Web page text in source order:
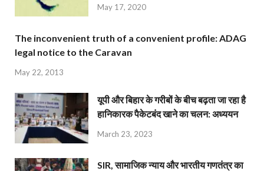
May 17, 2020
The inconvenient truth of a convenient profile: ADAG
legal notice to the Caravan
May 22, 2013
यूपी और बिहार के गरीबों के बीच बढ़ता जा रहा है
हानिकारक पैकेटबंद खाने का चलन: अध्ययन
March 23, 2023
SIR, सामाजिक न्याय और भारतीय गणतंत्र का